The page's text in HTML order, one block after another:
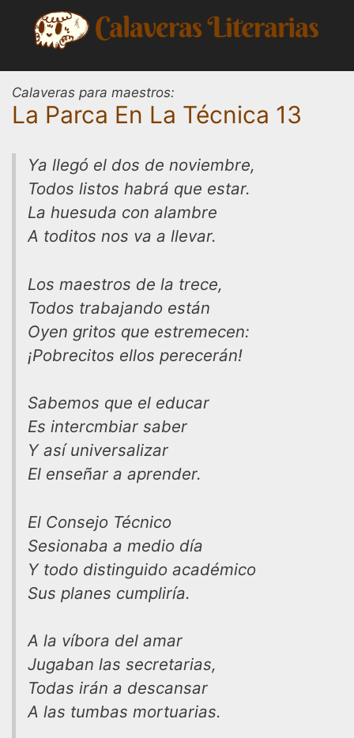
contenido
Calaveras para maestros:
La Parca En La Técnica 13
Ya llegó el dos de noviembre,
Todos listos habrá que estar.
La huesuda con alambre
A toditos nos va a llevar.
Los maestros de la trece,
Todos trabajando están
Oyen gritos que estremecen:
¡Pobrecitos ellos perecerán!
Sabemos que el educar
Es intercmbiar saber
Y así universalizar
El enseñar a aprender.
El Consejo Técnico
Sesionaba a medio día
Y todo distinguido académico
Sus planes cumpliría.
A la víbora del amar
Jugaban las secretarias,
Todas irán a descansar
A las tumbas mortuarias.